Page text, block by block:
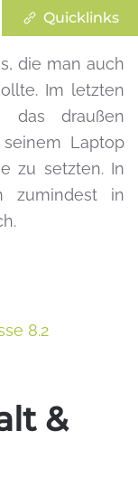
die man auch
Im letzten
das draußen
Laptop
zu setzten. In
zumindest in
&
Quicklinks